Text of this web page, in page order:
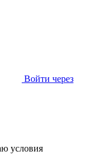
Войти через
условия